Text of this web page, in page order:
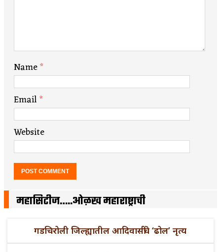
Name*
Email*
Website
महासिटीज…..ओळख महाराष्ट्राची
गडचिरोली जिल्ह्यातील आदिवासींचे ‘ढोल’ नृत्य